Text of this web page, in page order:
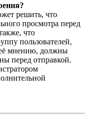
решить, что
просмотра перед
что
пользователей,
мнению, должны
перед отправкой.